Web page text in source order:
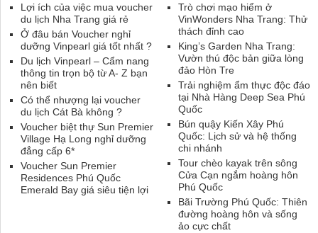
Trò chơi mạo hiểm ở
VinWonders Nha Trang: Thử
thách đỉnh cao
King’s Garden Nha Trang:
Vườn thú độc bản giữa lòng
đảo Hòn Tre
Trải nghiệm ẩm thực độc đáo
tại Nhà Hàng Deep Sea Phú
Quốc
Bún quậy Kiến Xây Phú
Quốc: Lịch sử và hệ thống
chi nhánh
Tour chèo kayak trên sông
Cửa Cạn ngắm hoàng hôn
Phú Quốc
Bãi Trường Phú Quốc: Thiên
đường hoàng hôn và sống
ảo cực chất
Lợi ích của việc mua voucher
du lịch Nha Trang giá rẻ
Ở đâu bán Voucher nghỉ
dưỡng Vinpearl giá tốt nhất ?
Du lịch Vinpearl – Cẩm nang
thông tin trọn bộ từ A- Z bạn
nên biết
Có thể nhượng lại voucher
du lịch Cát Bà không ?
Voucher biệt thự Sun Premier
Village Hạ Long nghỉ dưỡng
đẳng cấp 6*
Voucher Sun Premier
Residences Phú Quốc
Emerald Bay giá siêu tiện lợi